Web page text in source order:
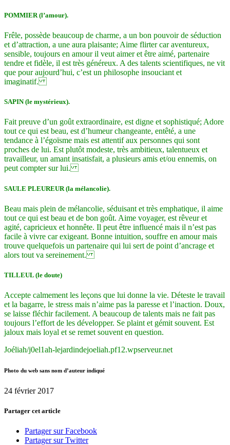
POMMIER (l’amour).
Frêle, possède beaucoup de charme, a un bon pouvoir de séduction
et d’attraction, a une aura plaisante; Aime flirter caraventureux,
sensible, toujours en amour il veut aimer et être aimé, partenaire
tendre et fidèle, il est très généreux. A des talents scientifiques, ne vit
que pour aujourd’hui, c’est un philosophe insouciant et
imaginatif.
SAPIN (le mystérieux).
Fait preuve d’un goût extraordinaire, est digne et sophistiqué; Adore
tout ce qui est beau, est d’humeur changeante, entêté, a une
tendance à l’égoïsme mais est attentif aux personnes qui sont
proches de lui. Est plutôt modeste, très ambitieux, talentueux et
travailleur, un amant insatisfait, a plusieurs amis et/ou ennemis, on
peut compter sur lui.
SAULE PLEUREUR (la mélancolie).
Beau mais plein de mélancolie, séduisant et très emphatique, il aime
tout ce qui est beau et de bon goût. Aime voyager, est rêveur et
agité, capricieux et honnête. Il peut être influencé mais il n’est pas
facile à vivre car exigeant. Bonne intuition, souffre en amour mais
trouve quelquefois un partenaire qui lui sert de point d’ancrage et
alors tout va sereinement.
TILLEUL (le doute)
Accepte calmement les leçons que lui donne la vie. Déteste le travail
et la bagarre, le stress mais n’aime pas la paresse et l’inaction. Doux,
se laisse fléchir facilement. A beaucoup de talents mais ne fait pas
toujours l’effort de les développer. Se plaint et gémit souvent. Est
jaloux mais loyal et se remet souvent en question.
Joéliah/j0el1ah-lejardindejoeliah.pf12.wpserveur.net
Photo du web sans nom d’auteur indiqué
24 février 2017
Partager cet article
Partager sur Facebook
Partager sur Twitter